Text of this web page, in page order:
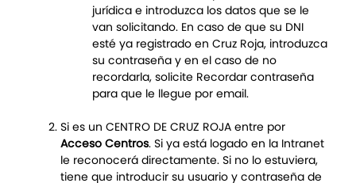
jurídica e introduzca los datos que se le
van solicitando. En caso de que su DNI
esté ya registrado en Cruz Roja, introduzca
su contraseña y en el caso de no
recordarla, solicite Recordar contraseña
para que le llegue por email.
Si es un CENTRO DE CRUZ ROJA entre por
Acceso Centros. Si ya está logado en la Intranet
le reconocerá directamente. Si no lo estuviera,
tiene que introducir su usuario y contraseña de